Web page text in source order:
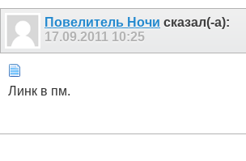
Пoвелитель Ночи сказал(-а):
17.09.2011 10:25
Линк в пм.